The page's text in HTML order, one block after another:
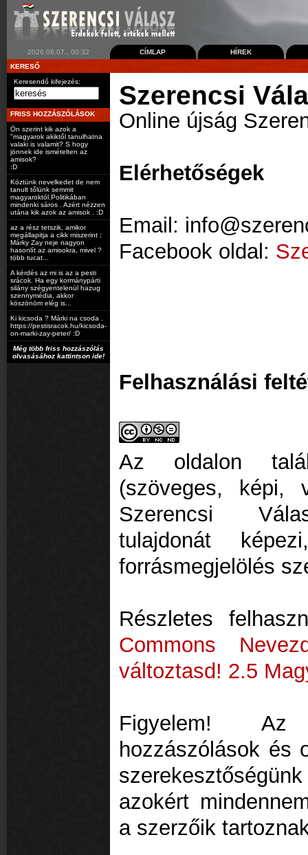
2026.08.07., 00:32 CÍMLAP
HÍREK
KERESŐ
Keresendő kifejezés:
FRISS HOZZÁSZÓLÁSOK
Ön szerint kik azok a
"magyarok akiktől tanulhatna
valaki is valamit? S hogy
jönnek ide ismételten az
amisok?
:D
Köztünk nevelkedet de nem
tanult tőlünk semmit
magyaroktól.Politikában
mindenki sáros . Azért nézzen
utána kik azok az amisok . :D
az a rész tetszik, amikor
megállapitja a cikk miszerint ;
Márky Zay neje nagyon
hasonlít az amisokra, mivel ?
több tucat...
A kérdés az mi is az a pesti
srácok. Ha egy kormánypárti
silány szégyentelenül hazug
szennymédia, akkor
köszönöm elég is...
Ki kicsoda ? Márki na csoda .
https://pestisracok.hu/kicsoda-
on-marki-zay-peter/ :D
Még több friss hozzászólás
olvasásához kattintson ide!
Szerencsi
Online újság
Elérhetőségek
Email:
Facebook oldal:
Felhasználási
Az oldalon
(szöveges, képi,
Szerencsi
tulajdonát
forrásmegjelölés
Részletes
Commons
változtasd! 2.5
Figyelem! Az
hozzászólások és
azokért
a szerzőik